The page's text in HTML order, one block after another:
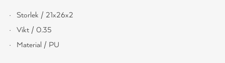
Storlek / 21x26x2
Vikt / 0.35
Material / PU